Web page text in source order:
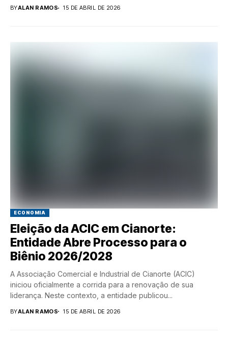
BYALAN RAMOS 15 DE ABRIL DE 2026
ECONOMIA
Eleição da ACIC em Cianorte:
Entidade Abre Processo para o
Biênio 2026/2028
A Associação Comercial e Industrial de Cianorte (ACIC)
iniciou oficialmente a corrida para a renovação de sua
liderança. Neste contexto, a entidade publicou...
BYALAN RAMOS 15 DE ABRIL DE 2026